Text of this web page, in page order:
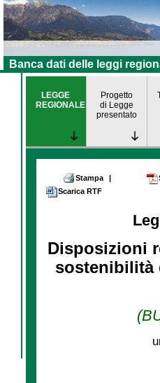
Banca dati delle leggi
LEGGE
REGIONALE
Progetto
di Legge
presentato
Stampa |
Scarica RTF
Disposizioni
sostenibilità